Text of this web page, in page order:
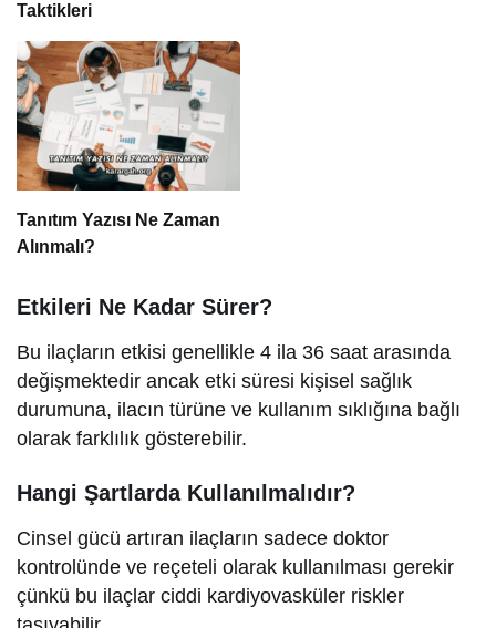
Taktikleri
Tanıtım Yazısı Ne Zaman
Alınmalı?
Etkileri Ne Kadar Sürer?
Bu ilaçların etkisi genellikle 4 ila 36 saat arasında
değişmektedir ancak etki süresi kişisel sağlık
durumuna, ilacın türüne ve kullanım sıklığına bağlı
olarak farklılık gösterebilir.
Hangi Şartlarda Kullanılmalıdır?
Cinsel gücü artıran ilaçların sadece doktor
kontrolünde ve reçeteli olarak kullanılması gerekir
çünkü bu ilaçlar ciddi kardiyovasküler riskler